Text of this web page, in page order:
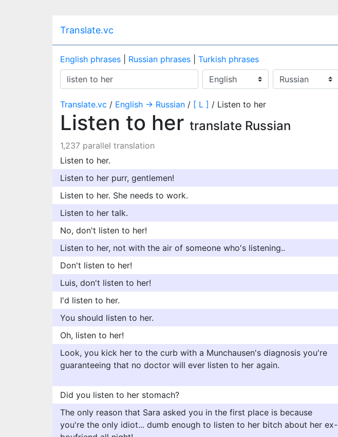
Translate.vc
English phrases Russian phrases
Turkish phrases
Translate.vc / English → Russian / [ L ] / Listen to her
Listen to her translate Russian
1,237 parallel translation
Listen to her.
Listen to her purr, gentlemen!
Listen to her. She needs to work.
Listen to her talk.
No, don't listen to her!
Listen to her, not with the air of someone who's listening..
Don't listen to her!
Luis, don't listen to her!
I'd listen to her.
You should listen to her.
Oh, listen to her!
Look, you kick her to the curb with a Munchausen's diagnosis you're
guaranteeing that no doctor will ever listen to her again.
Did you listen to her stomach?
The only reason that Sara asked you in the first place is because
you're the only idiot... dumb enough to listen to her bitch about her ex-